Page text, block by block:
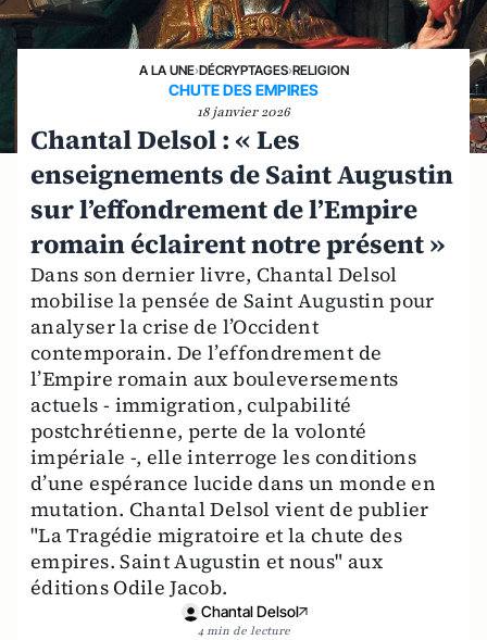
A LA UNE›DÉCRYPTAGES›RELIGION
CHUTE DES EMPIRES
18 janvier 2026
Chantal Delsol : « Les
enseignements de Saint Augustin
sur l’effondrement de l’Empire
romain éclairent notre présent »
Dans son dernier livre, Chantal Delsol
mobilise la pensée de Saint Augustin pour
analyser la crise de l’Occident
contemporain. De l’effondrement de
l’Empire romain aux bouleversements
actuels - immigration, culpabilité
postchrétienne, perte de la volonté
impériale -, elle interroge les conditions
d’une espérance lucide dans un monde en
mutation. Chantal Delsol vient de publier
"La Tragédie migratoire et la chute des
empires. Saint Augustin et nous" aux
éditions Odile Jacob.
Chantal Delsol
4 min de lecture